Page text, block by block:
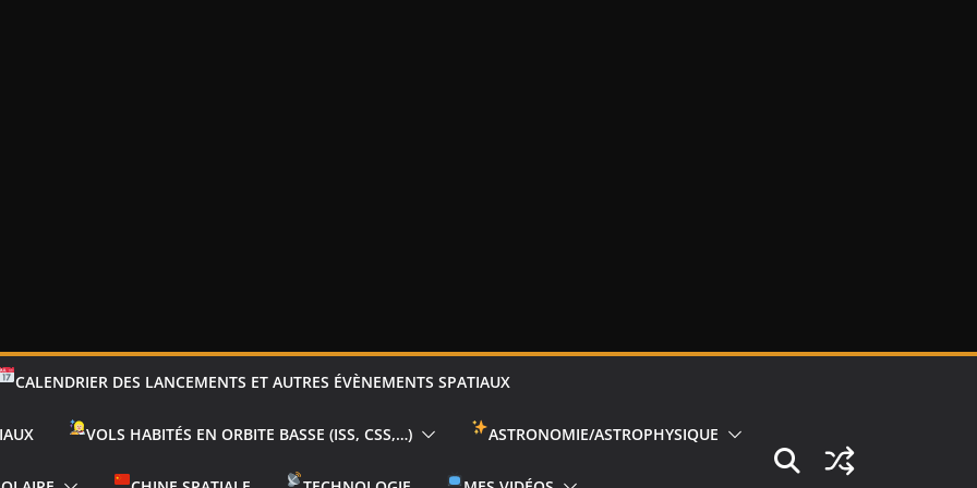
CALENDRIER DES LANCEMENTS ET AUTRES ÉVÈNEMENTS SPATIAUX
VOLS HABITÉS EN ORBITE BASSE (ISS, CSS,…) ASTRONOMIE/ASTROPHYSIQUE